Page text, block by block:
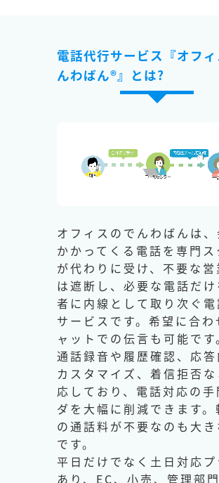
電話代行サービス『オフ
んわばん®』とは?
オフィスのでんわばんは、
かかってくる電話を専門ス
が代わりに受け、不要な営
は遮断し、必要な電話だけ
者に内線として取り次ぐ電
サービスです。希望に合わ
ャットでの伝言も可能です
通話録音や履歴確認、応答
カスタマイズ、着信拒否
応しており、電話対応の手
ダを大幅に削減できます。
の通話料が不要なのも大き
です。
平日だけでなく土日対応プ
あり、EC、小売、管理部